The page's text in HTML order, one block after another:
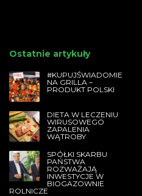
Ostatnie artykuły
#KUPUJŚWIADOMIE
NA GRILLA –
PRODUKT POLSKI
DIETA W LECZENIU
WIRUSOWEGO
ZAPALENIA
WĄTROBY
SPÓŁKI SKARBU
PAŃSTWA
ROZWAŻAJĄ
INWESTYCJE W
BIOGAZOWNIE
ROLNICZE